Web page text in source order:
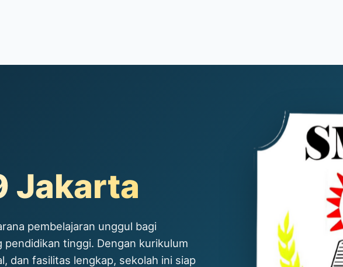
Jakarta
pembelajaran unggul bagi
tinggi. Dengan kurikulum
dan fasilitas lengkap, sekolah ini siap